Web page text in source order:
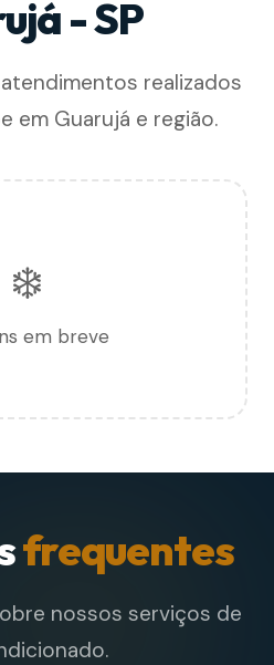
- SP
realizados
em Guarujá e região.
❄️
em breve
frequentes
nossos serviços de